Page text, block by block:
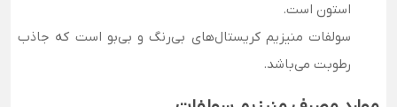
استون است.
سولفات منیزیم کریستال‌های بی‌رنگ و بی‌بو است که جاذب
رطوبت می‌باشد.